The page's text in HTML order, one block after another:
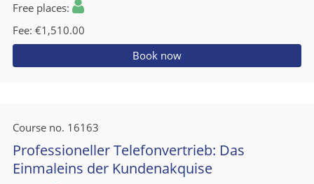
Free places
Fee €1,510.00
Book now
Course no. 16163
Professioneller Telefonvertrieb: Das
Einmaleins der Kundenakquise